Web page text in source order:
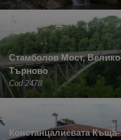
Стамболов Мост, Велико
Търново
Cod 2478
Констанцалиевата Къща-